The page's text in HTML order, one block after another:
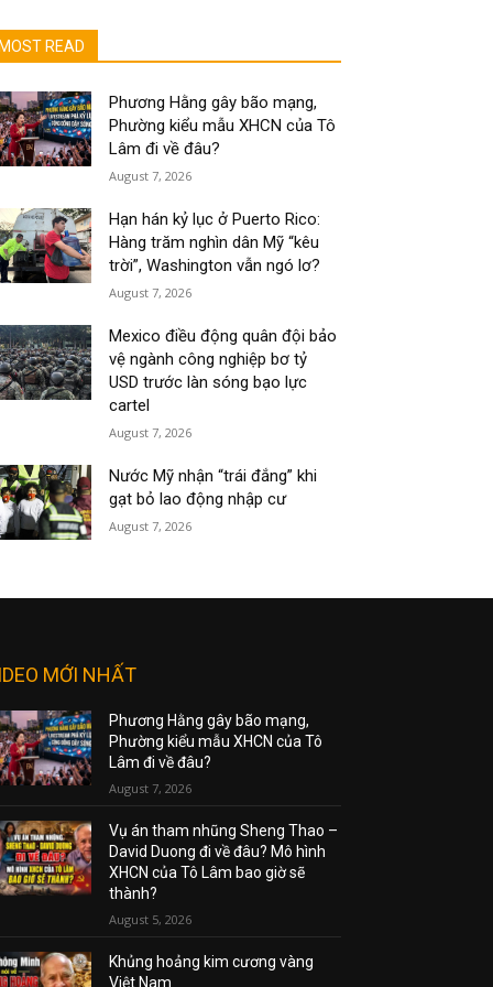
MOST READ
Phương Hằng gây bão mạng,
Phường kiểu mẫu XHCN của Tô
Lâm đi về đâu?
August 7, 2026
Hạn hán kỷ lục ở Puerto Rico:
Hàng trăm nghìn dân Mỹ “kêu
trời”, Washington vẫn ngó lơ?
August 7, 2026
Mexico điều động quân đội bảo
vệ ngành công nghiệp bơ tỷ
USD trước làn sóng bạo lực
cartel
August 7, 2026
Nước Mỹ nhận “trái đắng” khi
gạt bỏ lao động nhập cư
August 7, 2026
MỚI NHẤT
Phương Hằng gây bão mạng,
Phường kiểu mẫu XHCN của Tô
Lâm đi về đâu?
August 7, 2026
Vụ án tham nhũng Sheng Thao –
David Duong đi về đâu? Mô hình
XHCN của Tô Lâm bao giờ sẽ
thành?
August 5, 2026
Khủng hoảng kim cương vàng
Việt Nam